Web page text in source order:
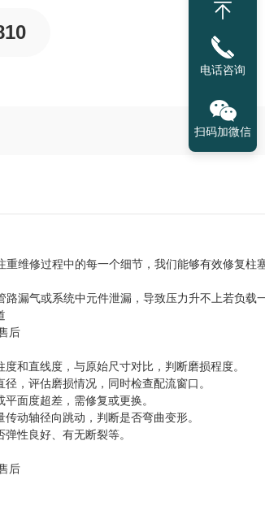
维修过程中的每一个细节，我们能够有效修复柱
漏气或系统中元件泄漏，导致压力升不上若负载
和直线度，与原始尺寸对比，判断磨损程度。
，评估磨损情况，同时检查配流窗口。
面度超差，需修复或更换。
动轴径向跳动，判断是否弯曲变形。
性良好、有无断裂等。
电话咨询
扫码加微信